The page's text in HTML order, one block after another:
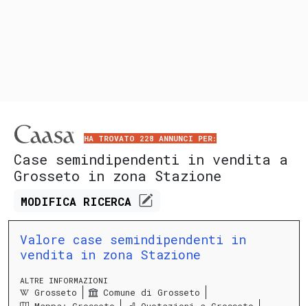
HA TROVATO 228 ANNUNCI PER:
Case semindipendenti in vendita a
Grosseto in zona Stazione
MODIFICA RICERCA
Valore case semindipendenti in
vendita in zona Stazione
ALTRE INFORMAZIONI
Grosseto
Comune di Grosseto